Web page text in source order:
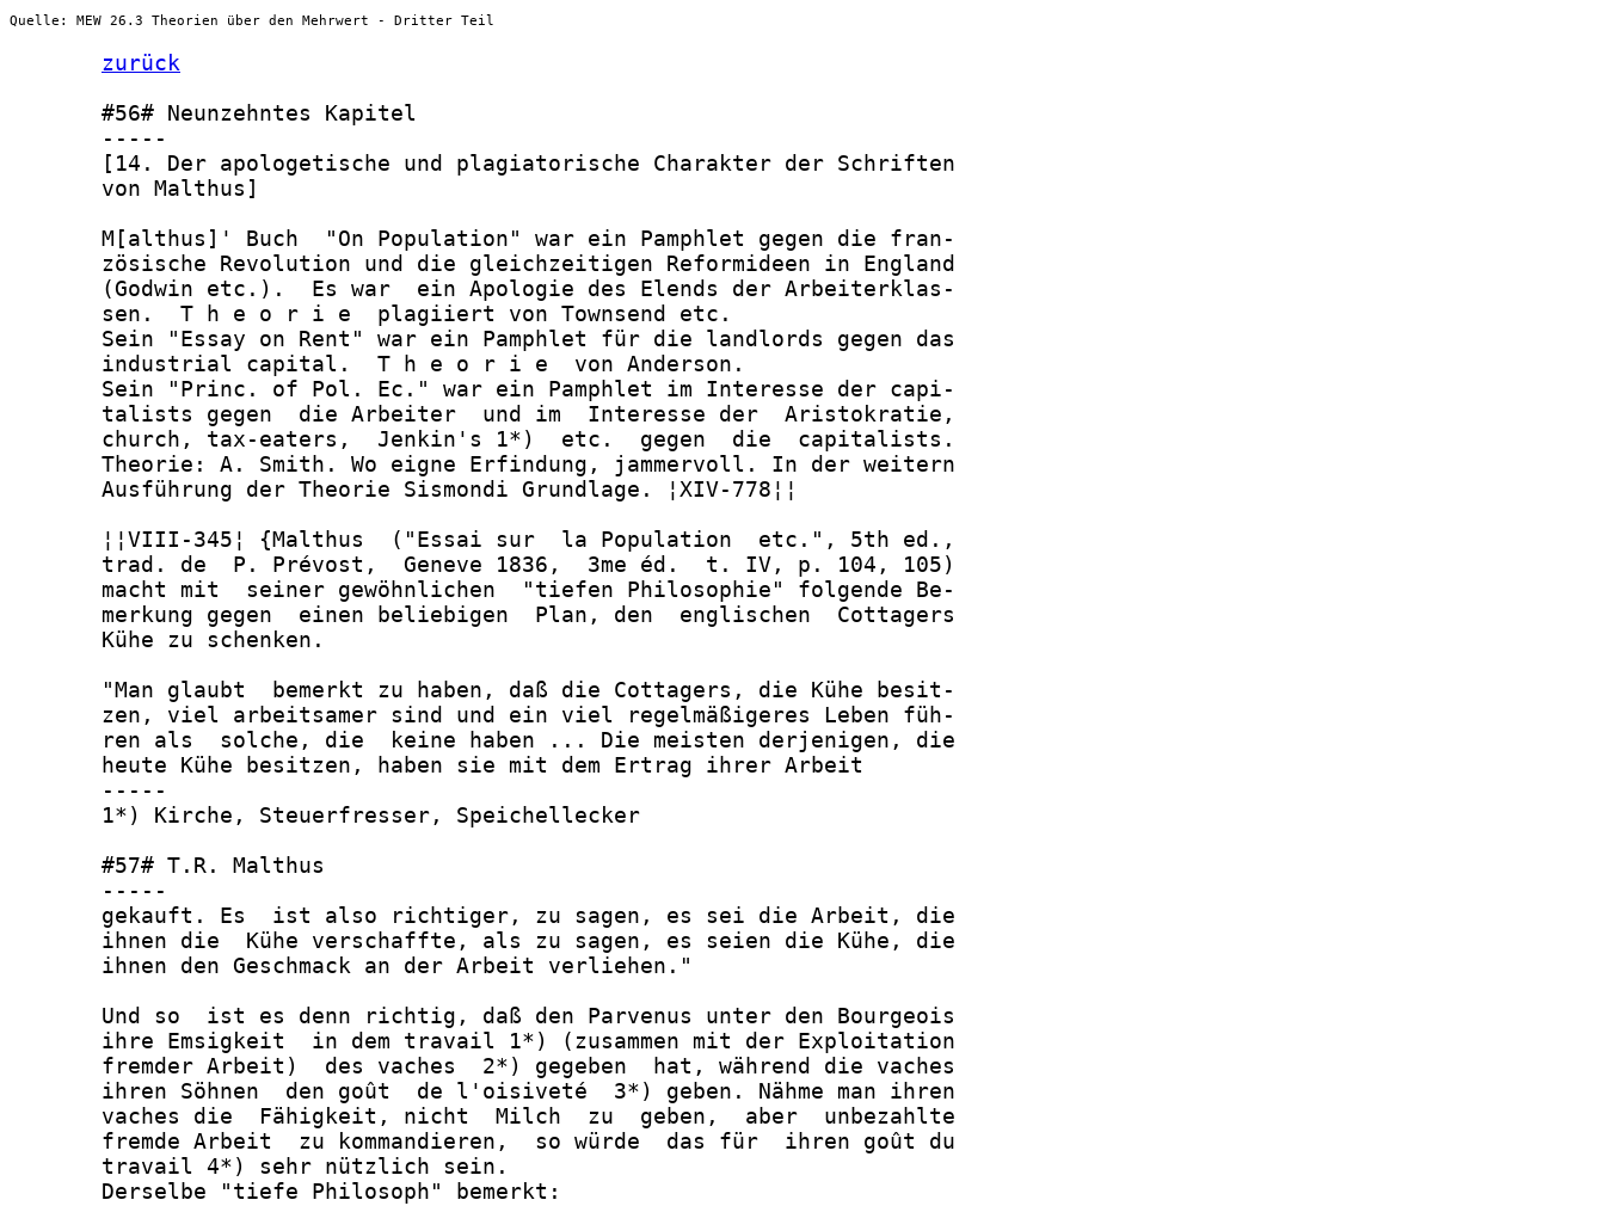
Quelle: MEW 26.3 Theorien über den Mehrwert - Dritter Teil
zurück
       #56# Neunzehntes Kapitel
       -----
       [14. Der apologetische und plagiatorische Charakter der Schriften
       von Malthus]
       M[althus]' Buch  "On Population" war ein Pamphlet gegen die fran-
       zösische Revolution und die gleichzeitigen Reformideen in England
       (Godwin etc.).  Es war  ein Apologie des Elends der Arbeiterklas-
       sen.  T h e o r i e  plagiiert von Townsend etc.
       Sein "Essay on Rent" war ein Pamphlet für die landlords gegen das
       industrial capital.  T h e o r i e  von Anderson.
       Sein "Princ. of Pol. Ec." war ein Pamphlet im Interesse der capi-
       talists gegen  die Arbeiter  und im  Interesse der  Aristokratie,
       church, tax-eaters,  Jenkin's 1*)  etc.  gegen  die  capitalists.
       Theorie: A. Smith. Wo eigne Erfindung, jammervoll. In der weitern
       Ausführung der Theorie Sismondi Grundlage. ¦XIV-778¦¦
       ¦¦VIII-345¦ {Malthus  ("Essai sur  la Population  etc.", 5th ed.,
       trad. de  P. Prévost,  Geneve 1836,  3me éd.  t. IV, p. 104, 105)
       macht mit  seiner gewöhnlichen  "tiefen Philosophie" folgende Be-
       merkung gegen  einen beliebigen  Plan, den  englischen  Cottagers
       Kühe zu schenken.
       "Man glaubt  bemerkt zu haben, daß die Cottagers, die Kühe besit-
       zen, viel arbeitsamer sind und ein viel regelmäßigeres Leben füh-
       ren als  solche, die  keine haben ... Die meisten derjenigen, die
       heute Kühe besitzen, haben sie mit dem Ertrag ihrer Arbeit
       -----
       1*) Kirche, Steuerfresser, Speichellecker
       #57# T.R. Malthus
       -----
       gekauft. Es  ist also richtiger, zu sagen, es sei die Arbeit, die
       ihnen die  Kühe verschaffte, als zu sagen, es seien die Kühe, die
       ihnen den Geschmack an der Arbeit verliehen."
       Und so  ist es denn richtig, daß den Parvenus unter den Bourgeois
       ihre Emsigkeit  in dem travail 1*) (zusammen mit der Exploitation
       fremder Arbeit)  des vaches  2*) gegeben  hat, während die vaches
       ihren Söhnen  den goût  de l'oisiveté  3*) geben. Nähme man ihren
       vaches die  Fähigkeit, nicht  Milch  zu  geben,  aber  unbezahlte
       fremde Arbeit  zu kommandieren,  so würde  das für  ihren goût du
       travail 4*) sehr nützlich sein.
       Derselbe "tiefe Philosoph" bemerkt: